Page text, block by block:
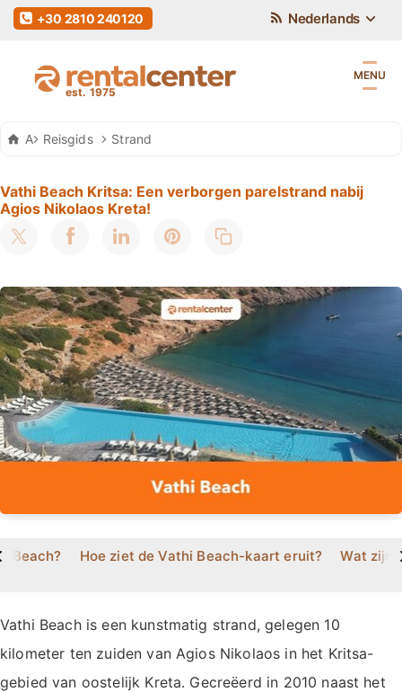
Auto Huren Kreta
Reisgids Strand
Vathi Beach Kritsa: Een verborgen parelstrand nabij
Agios Nikolaos Kreta!
Beach? Hoe ziet de Vathi Beach-kaart eruit? Wat zijn
Vathi Beach is een kunstmatig strand, gelegen 10
kilometer ten zuiden van Agios Nikolaos in het Kritsa-
gebied van oostelijk Kreta. Gecreëerd in 2010 naast het
Nederlands
+30 2810 240120
MENU